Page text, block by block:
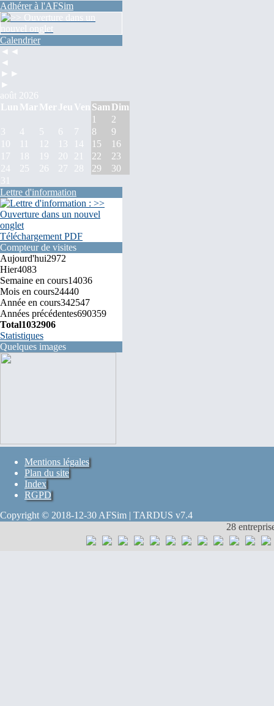
Adhérer à l'AFSim
Calendrier
◄◄
◄
►►
►
août 2026
Lun Mar Mer Jeu Ven Sam Dim
1
2
3
4 5 6 7 8
9
10
11 12 13 14 15
16
17
18 19 20 21 22
23
24
25 26 27 28 29
30
31
Lettre d'information
Téléchargement PDF
Compteur de visites
Aujourd'hui2972
Hier4083
Semaine en cours14036
Mois en cours24440
Année en cours342547
Années précédentes690359
Total1032906
Statistiques
Quelques images
Mentions légales
Plan du site
Index
RGPD
Copyright © 2018-12-30 AFSim | TARDUS v7.4
28